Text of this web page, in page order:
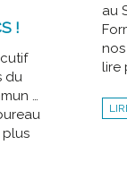
!
du
…
plus
au
lire